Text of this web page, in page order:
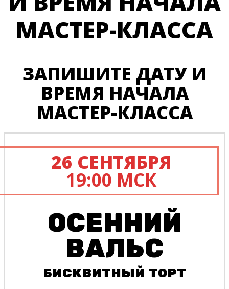
МАСТЕР-КЛАССА
ЗАПИШИТЕ ДАТУ И
ВРЕМЯ НАЧАЛА
МАСТЕР-КЛАССА
26 СЕНТЯБРЯ
19:00 МСК
ОСЕННИЙ
ВАЛЬС
БИСКВИТНЫЙ ТОРТ